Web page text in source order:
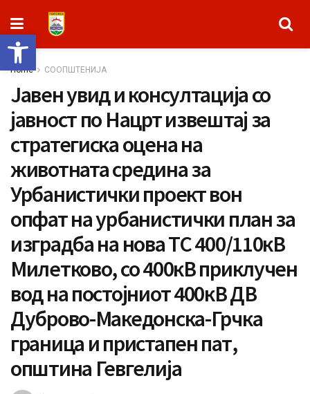
Open toolbar
Home СООПШТЕНИЈА
Јавен увид и консултација со
јавност по Нацрт извештај за
стратегиска оцена на
животната средина за
Урбанистички проект вон
опфат на урбанистички план за
изградба на нова ТС 400/110кВ
Милетково, со 400кВ приклучен
вод на постојниот 400кВ ДВ
Дуброво-Македонска-Грчка
граница и пристапен пат,
општина Гевгелија